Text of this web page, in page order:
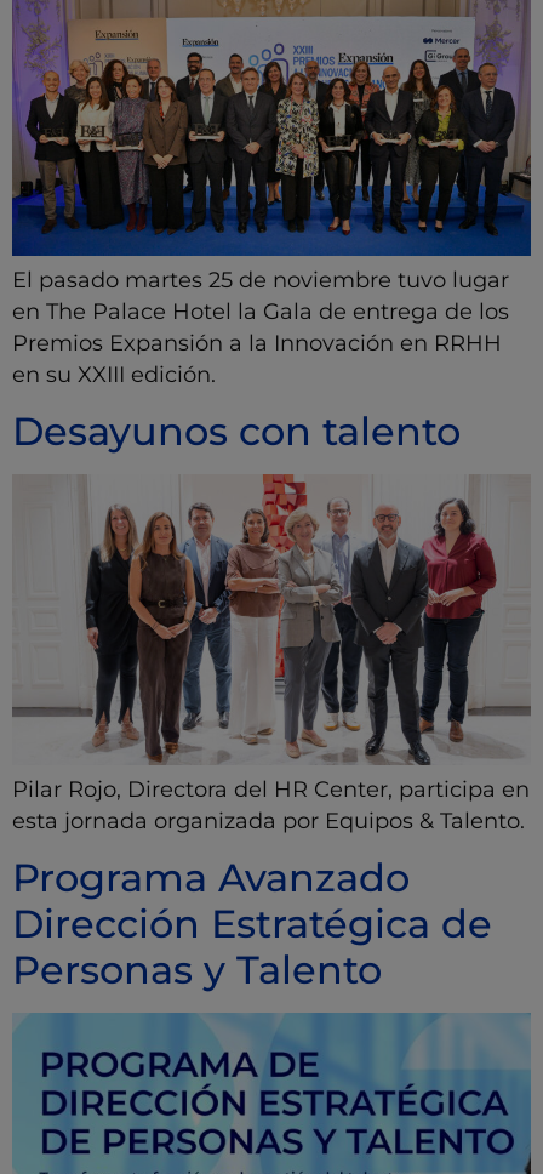
El pasado martes 25 de noviembre tuvo lugar
en The Palace Hotel la Gala de entrega de los
Premios Expansión a la Innovación en RRHH
en su XXIII edición.
Desayunos con talento
Pilar Rojo, Directora del HR Center, participa en
esta jornada organizada por Equipos & Talento.
Programa Avanzado
Dirección Estratégica de
Personas y Talento